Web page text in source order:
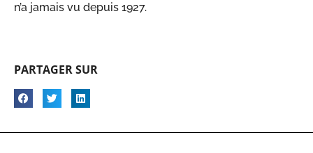
n’a jamais vu depuis 1927.
PARTAGER SUR